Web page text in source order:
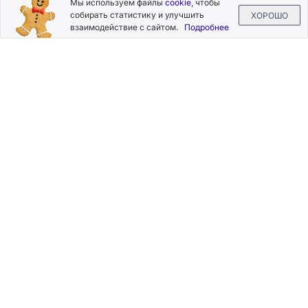
на новости и акции
Мы используем файлы cookie, чтобы
собирать статистику и улучшить
взаимодействие с сайтом. Подробнее
ХОРОШО